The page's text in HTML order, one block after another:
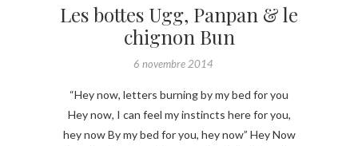
Les bottes Ugg, Panpan & le
chignon Bun
6 novembre 2014
“Hey now, letters burning by my bed for you
Hey now, I can feel my instincts here for you,
hey now By my bed for you, hey now” Hey Now